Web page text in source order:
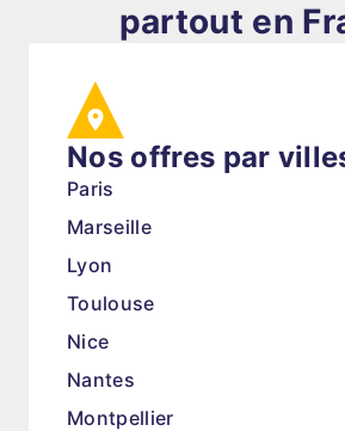
partout en
Nos offres par
Paris
Marseille
Lyon
Toulouse
Nice
Nantes
Montpellier